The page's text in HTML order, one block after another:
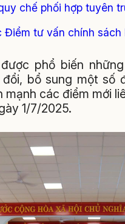
chế phối hợp tuyên
Điểm tư vấn chính sách
phổ biến
bổ sung một số
các điểm mới
1/7/2025.